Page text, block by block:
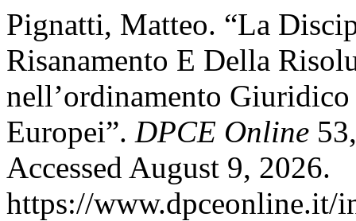
Pignatti, Matteo. “La
Risanamento E Della
nell’ordinamento
Europei”. DPCE Online
Accessed August 9, 2026.
https://www.dpceonline.it/